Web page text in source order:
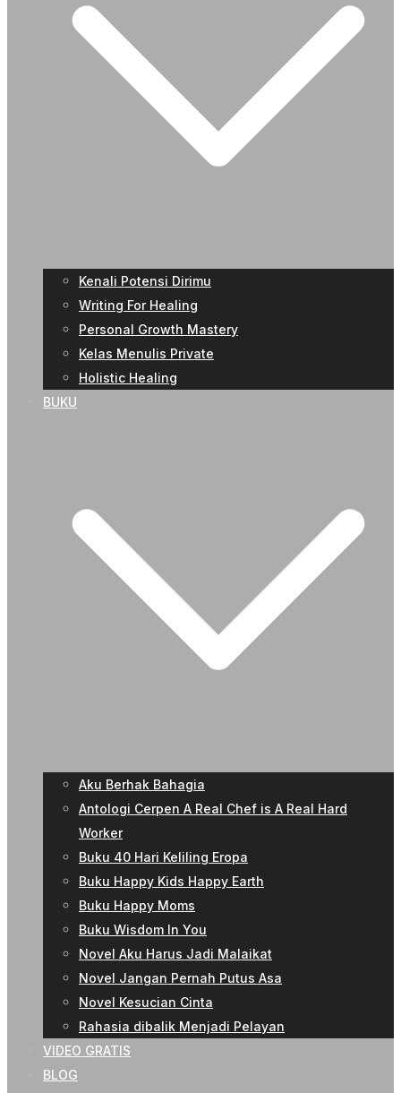
Kenali Potensi Dirimu
Writing For Healing
Personal Growth Mastery
Kelas Menulis Private
Holistic Healing
BUKU
Aku Berhak Bahagia
Antologi Cerpen A Real Chef is A Real Hard
Worker
Buku 40 Hari Keliling Eropa
Buku Happy Kids Happy Earth
Buku Happy Moms
Buku Wisdom In You
Novel Aku Harus Jadi Malaikat
Novel Jangan Pernah Putus Asa
Novel Kesucian Cinta
Rahasia dibalik Menjadi Pelayan
VIDEO GRATIS
BLOG